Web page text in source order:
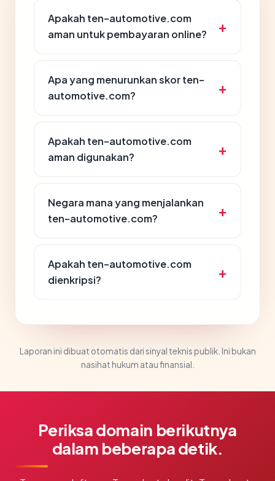
Apakah ten-automotive.com
aman untuk pembayaran online?
Apa yang menurunkan skor ten-
automotive.com?
Apakah ten-automotive.com
aman digunakan?
Negara mana yang menjalankan
ten-automotive.com?
Apakah ten-automotive.com
dienkripsi?
Laporan ini dibuat otomatis dari sinyal teknis publik. Ini bukan
nasihat hukum atau finansial.
Periksa domain berikutnya
dalam beberapa detik.